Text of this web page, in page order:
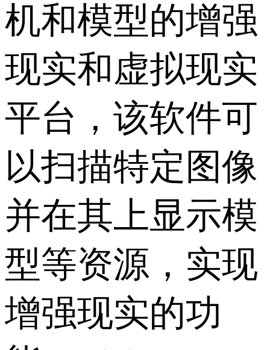
机和模型的增强
现实和虚拟现实
平台，该软件可
以扫描特定图像
并在其上显示模
型等资源，实现
增强现实的功